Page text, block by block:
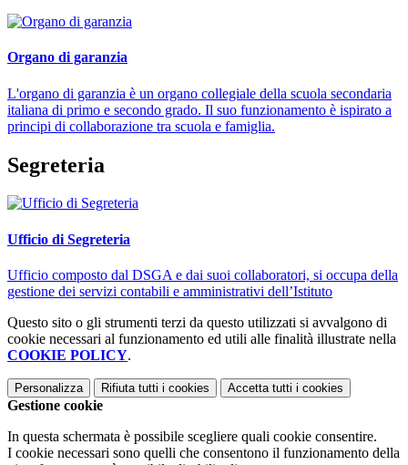
Organo di garanzia
L'organo di garanzia è un organo collegiale della scuola secondaria
italiana di primo e secondo grado. Il suo funzionamento è ispirato a
principi di collaborazione tra scuola e famiglia.
Segreteria
Ufficio di Segreteria
Ufficio composto dal DSGA e dai suoi collaboratori, si occupa della
gestione dei servizi contabili e amministrativi dell’Istituto
Questo sito o gli strumenti terzi da questo utilizzati si avvalgono di
cookie necessari al funzionamento ed utili alle finalità illustrate nella
COOKIE POLICY.
Personalizza Rifiuta tutti i cookies Accetta tutti i cookies
Gestione cookie
In questa schermata è possibile scegliere quali cookie consentire.
I cookie necessari sono quelli che consentono il funzionamento della